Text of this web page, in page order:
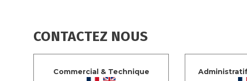
CONTACTEZ NOUS
Commercial & Technique